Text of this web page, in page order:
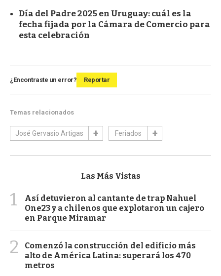
Día del Padre 2025 en Uruguay: cuál es la
fecha fijada por la Cámara de Comercio para
esta celebración
¿Encontraste un error? Reportar
Temas relacionados
José Gervasio Artigas Feriados
Las Más Vistas
1
Así detuvieron al cantante de trap Nahuel
One23 y a chilenos que explotaron un cajero
en Parque Miramar
2
Comenzó la construcción del edificio más
alto de América Latina: superará los 470
metros